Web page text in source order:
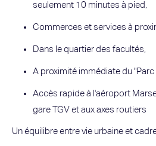
seulement 10 minutes à pied,
Commerces et services à
Dans le quartier des facultés,
A proximité immédiate du "Parc
Accès rapide à l'aéroport
gare TGV et aux axes routiers
Un équilibre entre vie urbaine et